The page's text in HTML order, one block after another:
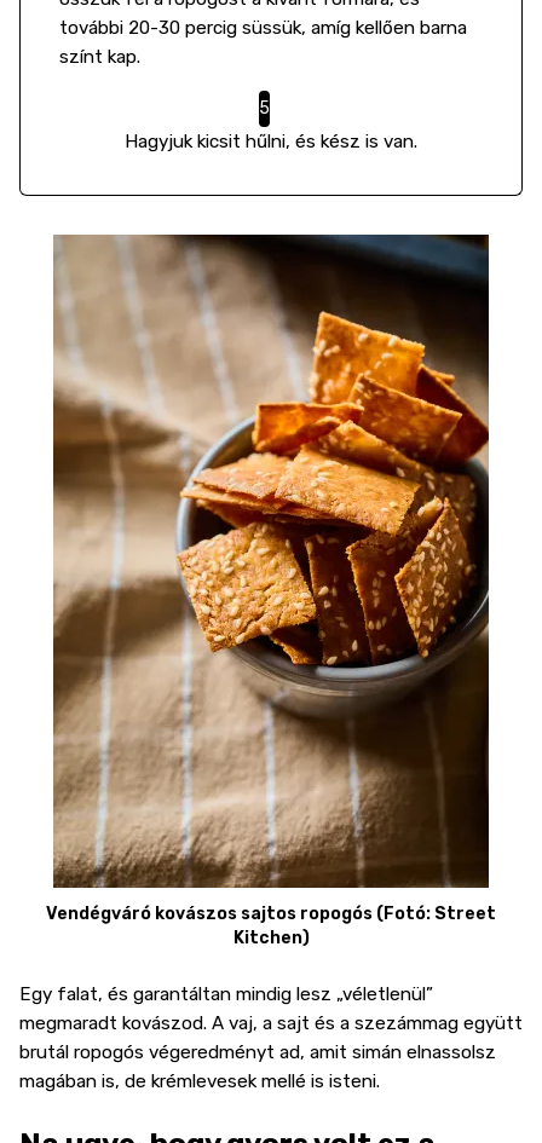
további 20-30 percig süssük, amíg kellően barna
színt kap.
Hagyjuk kicsit hűlni, és kész is van.
Vendégváró kovászos sajtos ropogós (Fotó: Street
Kitchen)
Egy falat, és garantáltan mindig lesz „véletlenül”
megmaradt kovászod. A vaj, a sajt és a szezámmag együtt
brutál ropogós végeredményt ad, amit simán elnassolsz
magában is, de krémlevesek mellé is isteni.